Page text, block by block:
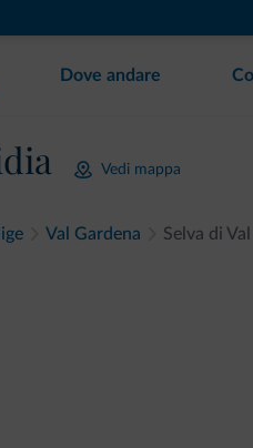
Dove andare
Vedi mappa
Val Gardena Selva di